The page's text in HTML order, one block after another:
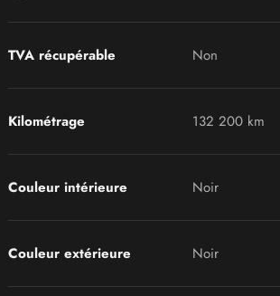
TVA récupérable Non
Kilométrage 132 200 km
Couleur intérieure Noir
Couleur extérieure Noir